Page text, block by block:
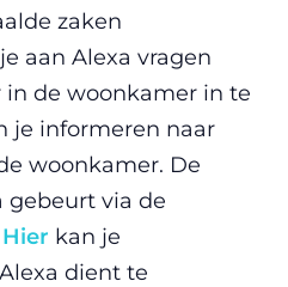
zaken
aan Alexa vragen
de woonkamer in te
je informeren naar
woonkamer. De
gebeurt via de
Hier kan je
dient te